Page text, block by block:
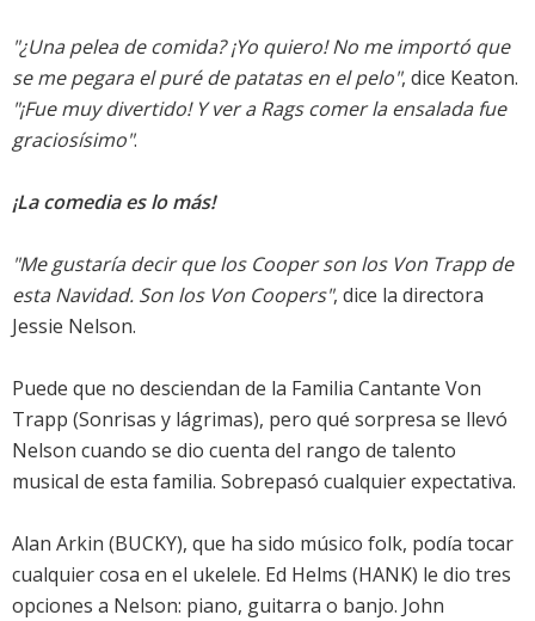
"¿Una pelea de comida? ¡Yo quiero! No me importó que
se me pegara el puré de patatas en el pelo", dice Keaton.
"¡Fue muy divertido! Y ver a Rags comer la ensalada fue
graciosísimo".
¡La comedia es lo más!
"Me gustaría decir que los Cooper son los Von Trapp de
esta Navidad. Son los Von Coopers", dice la directora
Jessie Nelson.
Puede que no desciendan de la Familia Cantante Von
Trapp (Sonrisas y lágrimas), pero qué sorpresa se llevó
Nelson cuando se dio cuenta del rango de talento
musical de esta familia. Sobrepasó cualquier expectativa.
Alan Arkin (BUCKY), que ha sido músico folk, podía tocar
cualquier cosa en el ukelele. Ed Helms (HANK) le dio tres
opciones a Nelson: piano, guitarra o banjo. John